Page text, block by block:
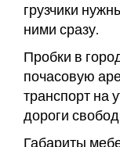
грузчики
ними сразу.
Пробки в
почасовую
транспорт на
дороги
Габариты